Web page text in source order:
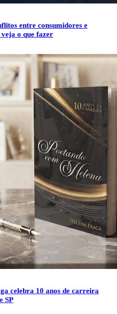
entre consumidores e
o que fazer
celebra 10 anos de carreira
SP